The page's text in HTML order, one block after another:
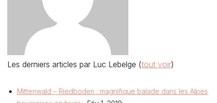
Les derniers articles par Luc Lebelge (tout voir)
Mittenwald – Riedboden : magnifique balade dans les Alpes